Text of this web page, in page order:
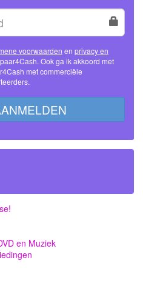
voorwaarden en privacy en
en Muziek